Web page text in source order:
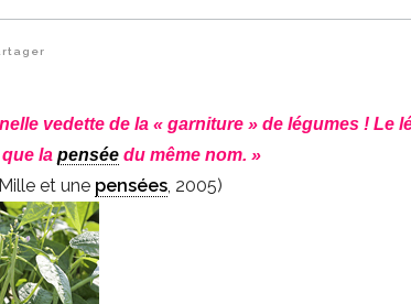
vedette de la « garniture » de légumes ! Le
la penséedu même nom. »
et une pensées, 2005)